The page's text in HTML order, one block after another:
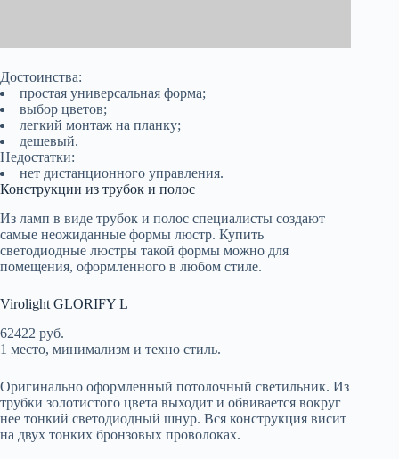
Достоинства:
простая универсальная форма;
выбор цветов;
легкий монтаж на планку;
дешевый.
Недостатки:
нет дистанционного управления.
Конструкции из трубок и полос
Из ламп в виде трубок и полос специалисты создают
самые неожиданные формы люстр. Купить
светодиодные люстры такой формы можно для
помещения, оформленного в любом стиле.
Virolight GLORIFY L
62422 руб.
1 место, минимализм и техно стиль.
Оригинально оформленный потолочный светильник. Из
трубки золотистого цвета выходит и обвивается вокруг
нее тонкий светодиодный шнур. Вся конструкция висит
на двух тонких бронзовых проволоках.